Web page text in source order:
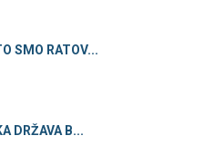
SMO RATOV...
DRŽAVA B...